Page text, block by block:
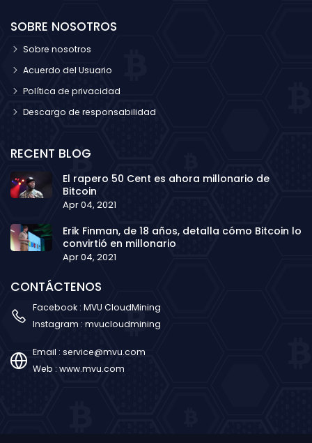
SOBRE NOSOTROS
Sobre nosotros
Acuerdo del Usuario
Política de privacidad
Descargo de responsabilidad
RECENT BLOG
El rapero 50 Cent es ahora millonario de
Bitcoin
Apr 04, 2021
Erik Finman, de 18 años, detalla cómo Bitcoin lo
convirtió en millonario
Apr 04, 2021
CONTÁCTENOS
Facebook : MVU CloudMining
Instagram : mvucloudmining
Email : service@mvu.com
Web : www.mvu.com